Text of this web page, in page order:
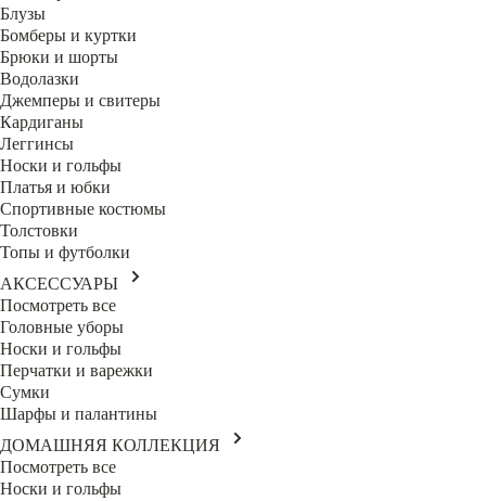
Блузы
Бомберы и куртки
Брюки и шорты
Водолазки
Джемперы и свитеры
Кардиганы
Леггинсы
Носки и гольфы
Платья и юбки
Спортивные костюмы
Толстовки
Топы и футболки
АКСЕССУАРЫ
Посмотреть все
Головные уборы
Носки и гольфы
Перчатки и варежки
Сумки
Шарфы и палантины
ДОМАШНЯЯ КОЛЛЕКЦИЯ
Посмотреть все
Носки и гольфы